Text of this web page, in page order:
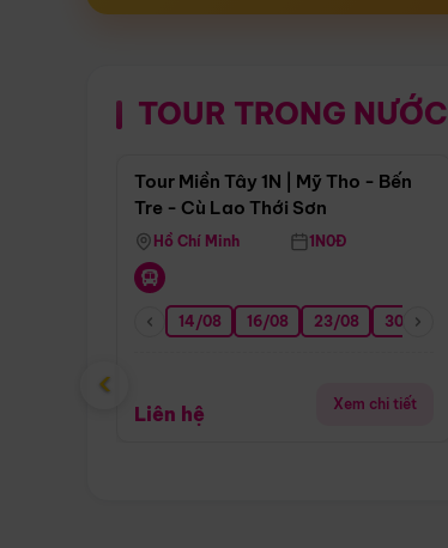
TOUR TRONG NƯỚC
Điểm nổi bật
Tour Miền Tây 1N | Mỹ Tho - Bến
Tre - Cù Lao Thới Sơn
Hồ Chí Minh 1N0Đ
14/08 16/08 23/08 30/08
Liên hệ Xem chi tiết
‹